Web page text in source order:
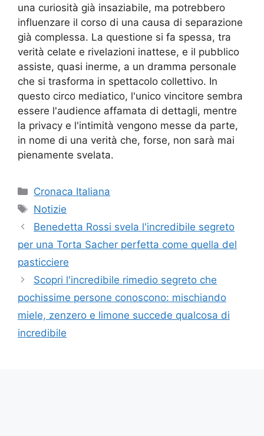
una curiosità già insaziabile, ma potrebbero
influenzare il corso di una causa di separazione
già complessa. La questione si fa spessa, tra
verità celate e rivelazioni inattese, e il pubblico
assiste, quasi inerme, a un dramma personale
che si trasforma in spettacolo collettivo. In
questo circo mediatico, l'unico vincitore sembra
essere l'audience affamata di dettagli, mentre
la privacy e l'intimità vengono messe da parte,
in nome di una verità che, forse, non sarà mai
pienamente svelata.
Categorie
Cronaca Italiana
Tag
Notizie
Benedetta Rossi svela l'incredibile segreto
per una Torta Sacher perfetta come quella del
pasticciere
Scopri l'incredibile rimedio segreto che
pochissime persone conoscono: mischiando
miele, zenzero e limone succede qualcosa di
incredibile